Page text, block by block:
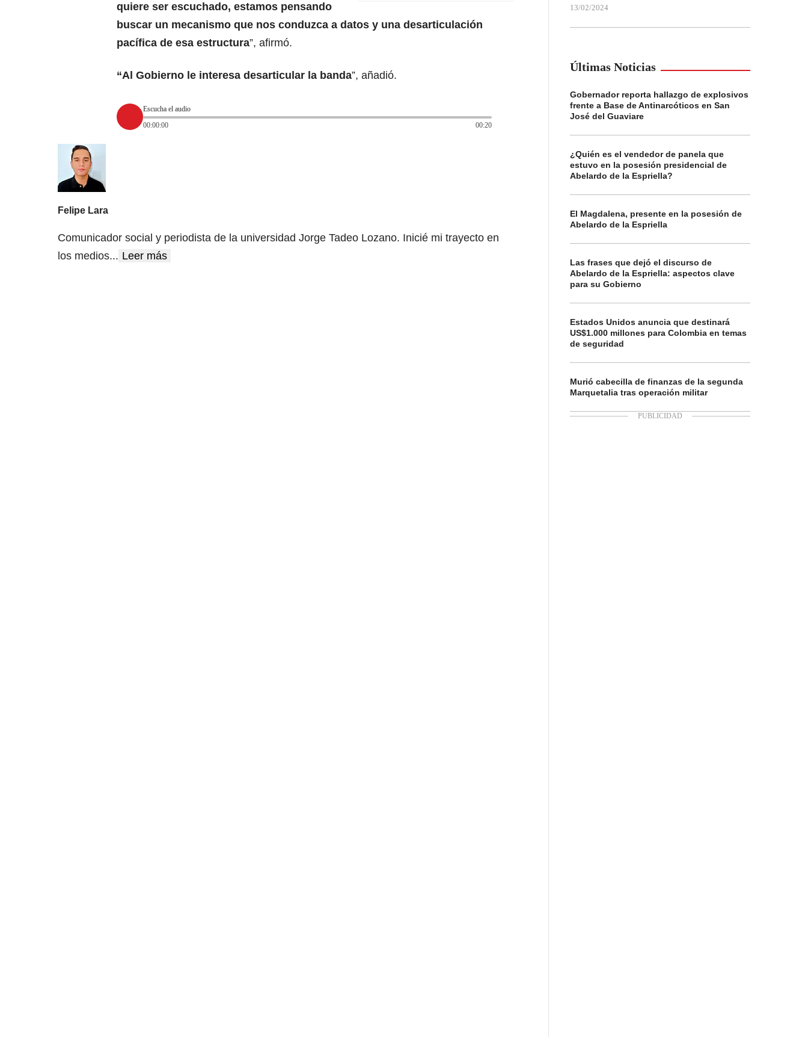
quiere ser escuchado, estamos pensando
buscar un mecanismo que nos conduzca a datos y una desarticulación
pacífica de esa estructura”, afirmó.
“Al Gobierno le interesa desarticular la banda”, añadió.
Escucha el audio
00:00:00
00:20
Felipe Lara
Comunicador social y periodista de la universidad Jorge Tadeo Lozano. Inicié mi trayecto en
los medios... Leer más
13/02/2024
Últimas Noticias
Gobernador reporta hallazgo de explosivos
frente a Base de Antinarcóticos en San
José del Guaviare
¿Quién es el vendedor de panela que
estuvo en la posesión presidencial de
Abelardo de la Espriella?
El Magdalena, presente en la posesión de
Abelardo de la Espriella
Las frases que dejó el discurso de
Abelardo de la Espriella: aspectos clave
para su Gobierno
Estados Unidos anuncia que destinará
US$1.000 millones para Colombia en temas
de seguridad
Murió cabecilla de finanzas de la segunda
Marquetalia tras operación militar